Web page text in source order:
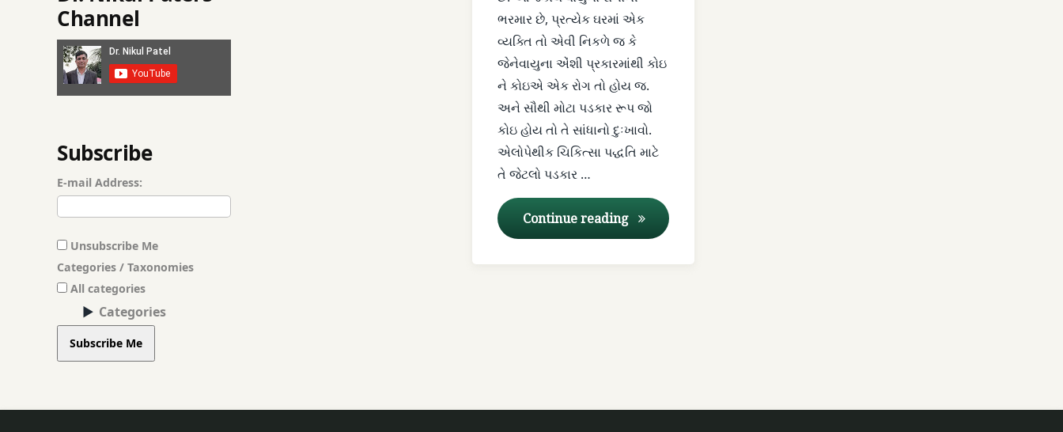
ભરમાર છે, પ્રત્યેક ઘરમાં એક
વ્યક્તિ તો એવી નિકળે જ કે
જેનેવાયુના એંશી પ્રકારમાંથી કોઇ
ને કોઇએ એક રોગ તો હોય જ.
અને સૌથી મોટા પડકાર રૂપ જો
કોઇ હોય તો તે સાંધાનો દુઃખાવો.
એલોપેથીક ચિકિત્સા પદ્ધતિ માટે
તે જેટલો પડકાર …
Continue reading રાસ્ના (Pluchea Lanceolata)
જડીબુટ્ટી
જ્વર
તાવ
રાસ્ના
વાતવ્યાધિ
Channel
Subscribe
E-mail Address:
Unsubscribe Me
Categories / Taxonomies
All categories
Categories
Subscribe Me